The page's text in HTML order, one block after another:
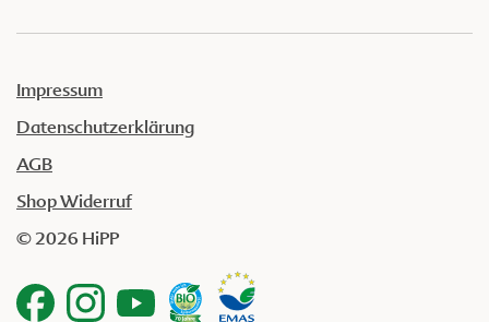
Impressum
Datenschutzerklärung
AGB
Shop Widerruf
© 2026 HiPP